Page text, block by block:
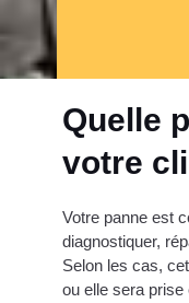
Quelle
votre
Votre panne est
diagnostiquer,
Selon les cas,
ou elle sera prise